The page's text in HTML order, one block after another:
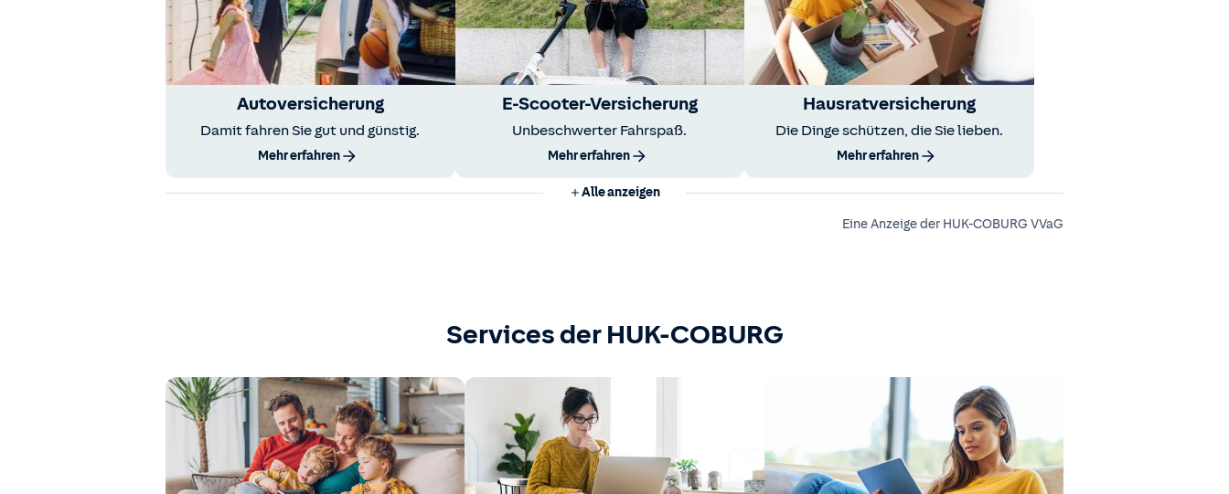
Autoversicherung
Damit fahren Sie gut und günstig.
Mehr erfahren
E-Scooter-Versicherung
Unbeschwerter Fahrspaß.
Mehr erfahren
Hausratversicherung
Die Dinge schützen, die Sie lieben.
Mehr erfahren
Alle anzeigen
Eine Anzeige der HUK-COBURG VVaG
Services der HUK-COBURG